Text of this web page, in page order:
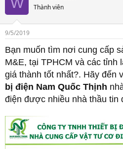
g
ả
y
đ
g
Thành viên
9/5/2019
Bạn muốn tìm nơi cung cấp
M&E, tại TPHCM và các tỉnh
giá thành tốt nhất?. Hãy đến
bị điện Nam Quốc Thịnh
điện được nhiều nhà thầu tin